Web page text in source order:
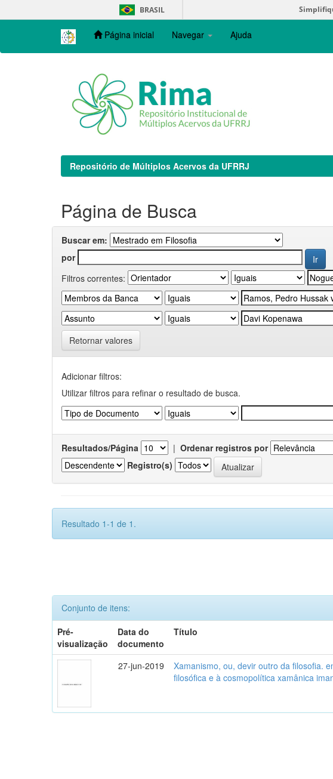
navigation
BRASIL
Página inicial Navegar Ajuda
Repositório de Múltiplos Acervos da UFRRJ
Página de Busca
Buscar em:
por
Filtros correntes:
Retornar valores
Adicionar filtros:
Utilizar filtros para refinar o resultado de busca.
Resultados/Página | Ordenar registros por
Registro(s)
Resultado 1-1 de 1.
Conjunto de itens:
Pré-
visualização
Data do
documento
Título
27-jun-2019
Xamanismo, ou, devir outro da filosofia.
filosófica e à cosmopolítica xamânica